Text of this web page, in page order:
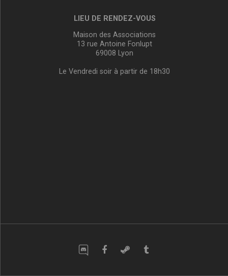
LIEU DE RENDEZ-VOUS
Maison des Associations
13 rue Antoine Fonlupt
69008 Lyon
Le Vendredi soir à partir de 18h30